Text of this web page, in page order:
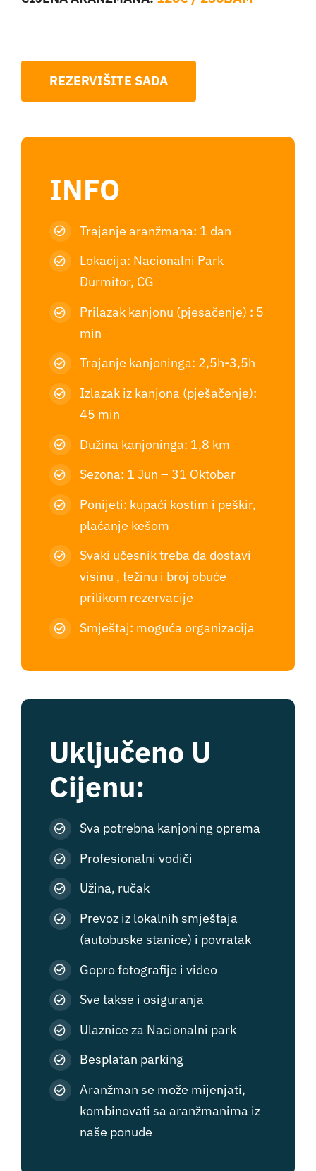
REZERVIŠITE SADA
INFO
Trajanje aranžmana: 1 dan
Lokacija: Nacionalni Park
Durmitor, CG
Prilazak kanjonu (pjesačenje) : 5
min
Trajanje kanjoninga: 2,5h-3,5h
Izlazak iz kanjona (pješačenje):
45 min
Dužina kanjoninga: 1,8 km
Sezona: 1 Jun – 31 Oktobar
Ponijeti: kupaći kostim i peškir,
plaćanje kešom
Svaki učesnik treba da dostavi
visinu , težinu i broj obuće
prilikom rezervacije
Smještaj: moguća organizacija
Uključeno U
Cijenu:
Sva potrebna kanjoning oprema
Profesionalni vodiči
Užina, ručak
Prevoz iz lokalnih smještaja
(autobuske stanice) i povratak
Gopro fotografije i video
Sve takse i osiguranja
Ulaznice za Nacionalni park
Besplatan parking
Aranžman se može mijenjati,
kombinovati sa aranžmanima iz
naše ponude